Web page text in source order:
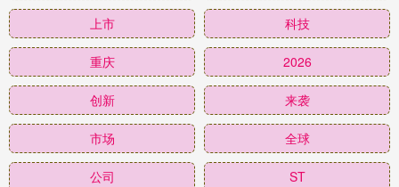
上市 科技
重庆 2026
创新 来袭
市场 全球
公司 ST